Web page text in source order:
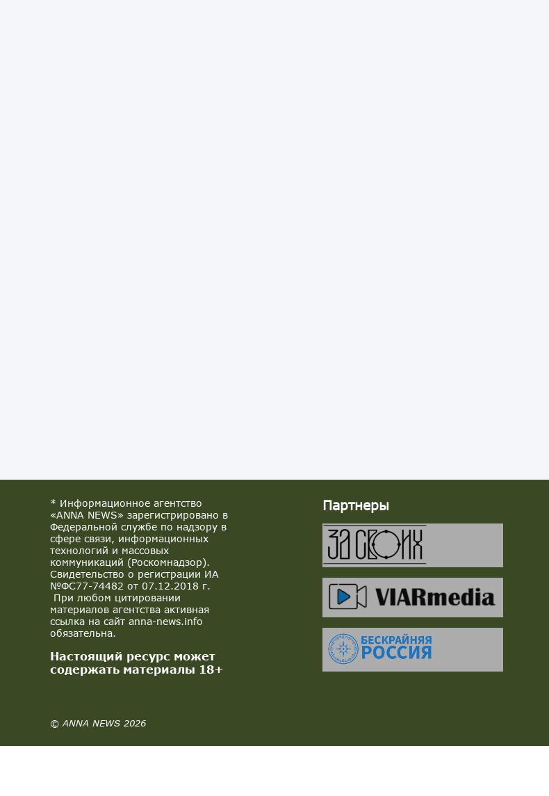
* Информационное агентство
«ANNA NEWS» зарегистрировано в
Федеральной службе по надзору в
сфере связи, информационных
технологий и массовых
коммуникаций (Роскомнадзор).
Свидетельство о регистрации ИА
№ФС77-74482 от 07.12.2018 г.
При любом цитировании
материалов агентства активная
ссылка на сайт anna-news.info
обязательна.
Настоящий ресурс может
содержать материалы 18+
© ANNA NEWS 2026
Партнеры